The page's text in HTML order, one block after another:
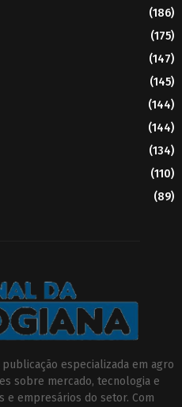
(186)
(175)
(147)
(145)
(144)
(144)
(134)
(110)
(89)
publicação especializada em agro
sobre mercado, tecnologia e
empresários do setor. Com